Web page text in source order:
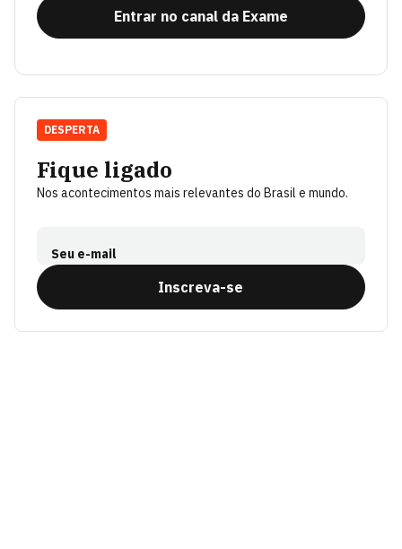
Entrar no canal da Exame
Fique ligado
Nos acontecimentos mais relevantes do Brasil e mundo.
Seu e-mail
Inscreva-se
DESPERTA